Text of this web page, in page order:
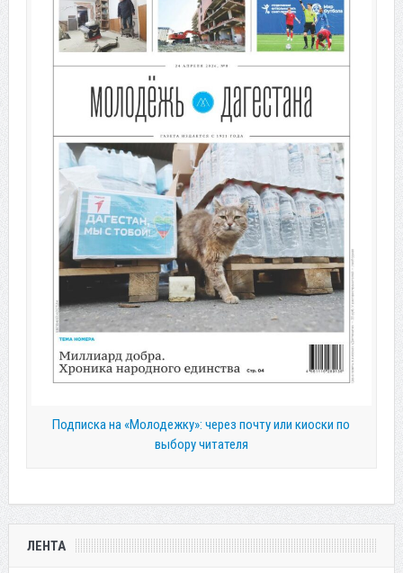
Подписка на «Молодежку»: через почту или киоски по
выбору читателя
ЛЕНТА